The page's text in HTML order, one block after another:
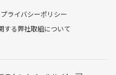
プライバシーポリシー
する弊社取組について